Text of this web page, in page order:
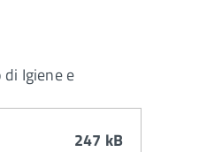
Igiene e
247 kB